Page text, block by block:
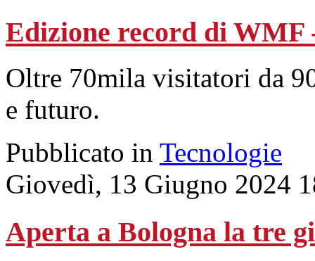
Edizione record di WMF
Oltre 70mila visitatori da
e futuro.
Pubblicato in Tecnologie
Giovedì, 13 Giugno 2024
Aperta a Bologna la tre